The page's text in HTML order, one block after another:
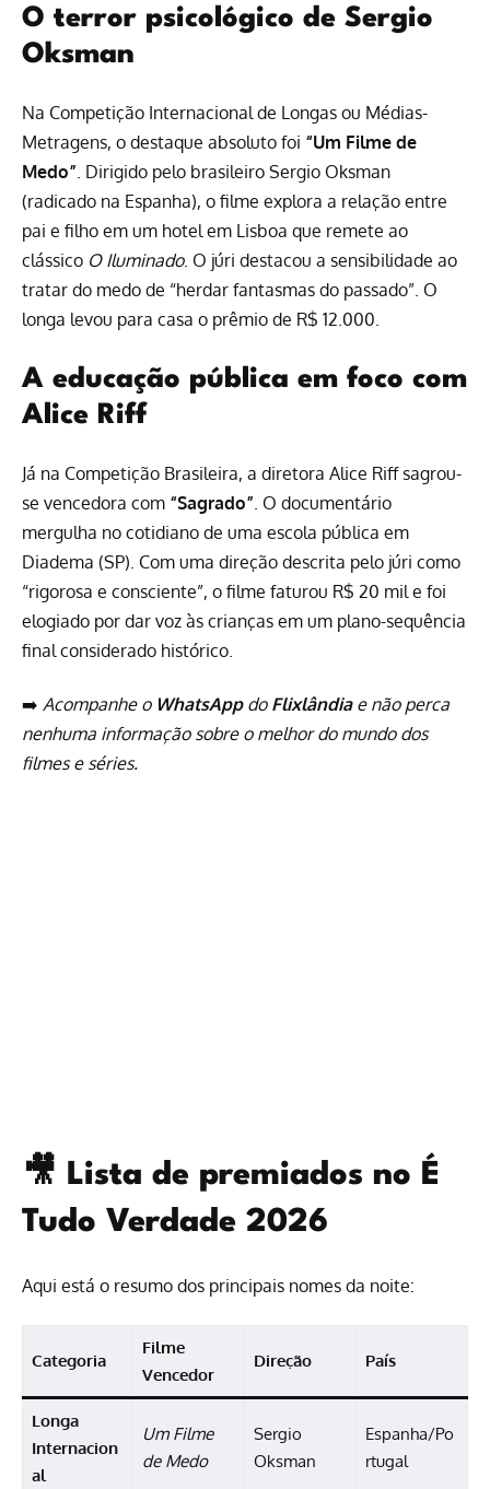
O terror psicológico de Sergio
Oksman
Na Competição Internacional de Longas ou Médias-
Metragens, o destaque absoluto foi “Um Filme de
Medo” . Dirigido pelo brasileiro Sergio Oksman
(radicado na Espanha), o filme explora a relação entre
pai e filho em um hotel em Lisboa que remete ao
clássico O Iluminado. O júri destacou a sensibilidade ao
tratar do medo de “herdar fantasmas do passado”. O
longa levou para casa o prêmio de R$ 12.000.
A educação pública em foco com
Alice Riff
Já na Competição Brasileira, a diretora Alice Riff sagrou-
se vencedora com “Sagrado” . O documentário
mergulha no cotidiano de uma escola pública em
Diadema (SP). Com uma direção descrita pelo júri como
“rigorosa e consciente”, o filme faturou R$ 20 mil e foi
elogiado por dar voz às crianças em um plano-sequência
final considerado histórico.
➡️ Acompanhe o WhatsAppdo Flixlândiae não perca
nenhuma informação sobre o melhor do mundo dos
filmes e séries.
🎥 Lista de premiados no É
Tudo Verdade 2026
Aqui está o resumo dos principais nomes da noite:
Categoria
Filme
Vencedor
Direção País
Longa
Internacion
al
Um Filme
de Medo
Sergio
Oksman
Espanha/Po
rtugal